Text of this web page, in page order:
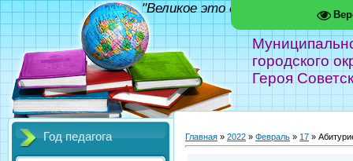
городского
Героя
"Великое это дело - школа!"
Год педагога Главная » 2022 » Февраль » 17 »